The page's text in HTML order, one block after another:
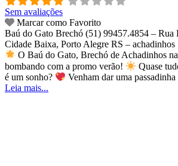
Sem avaliações
Marcar como Favorito
Baú do Gato Brechó (51) 99457.4854 –
Cidade Baixa, Porto Alegre RS –
O Baú do Gato, Brechó de Achadinhos
bombando com a promo verão!
Quase
é um sonho?
Venham dar uma
Leia mais...